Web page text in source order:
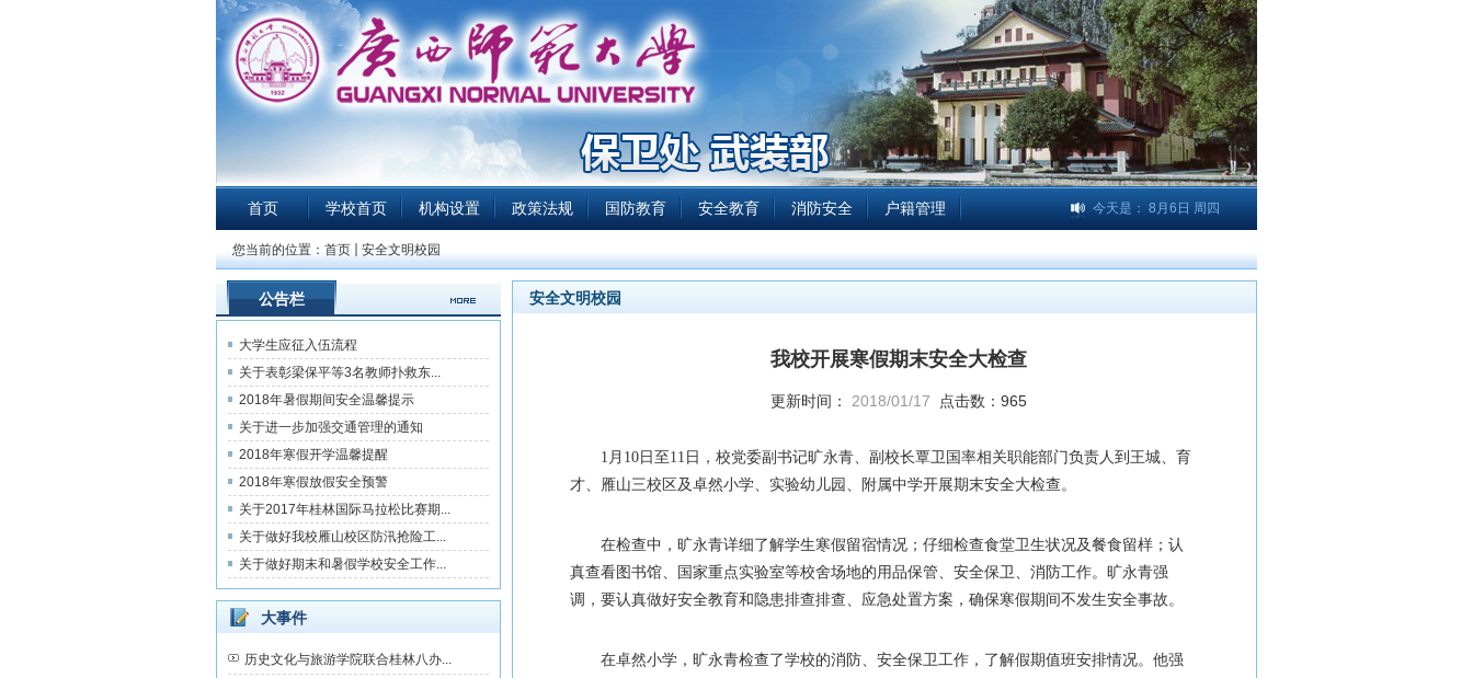
首页 学校首页 机构设置 政策法规 国防教育 安全教育 消防安全 户籍管理 今天是： 8月6日 周四
您当前的位置： 首页 安全文明校园
公告栏
大学生应征入伍流程
关于表彰梁保平等3名教师扑救东...
2018年暑假期间安全温馨提示
关于进一步加强交通管理的通知
2018年寒假开学温馨提醒
2018年寒假放假安全预警
关于2017年桂林国际马拉松比赛期...
关于做好我校雁山校区防汛抢险工...
关于做好期末和暑假学校安全工作...
大事件
历史文化与旅游学院联合桂林八办...
安全文明校园
我校开展寒假期末安全大检查
更新时间： 2018/01/17 点击数： 965
1月10日至11日，校党委副书记旷永青、副校长覃卫国率相关职能部门负责人到王城、育
才、雁山三校区及卓然小学、实验幼儿园、附属中学开展期末安全大检查。
在检查中，旷永青详细了解学生寒假留宿情况；仔细检查食堂卫生状况及餐食留样；认
真查看图书馆、国家重点实验室等校舍场地的用品保管、安全保卫、消防工作。旷永青强
调，要认真做好安全教育和隐患排查排查、应急处置方案，确保寒假期间不发生安全事故。
在卓然小学，旷永青检查了学校的消防、安全保卫工作，了解假期值班安排情况。他强